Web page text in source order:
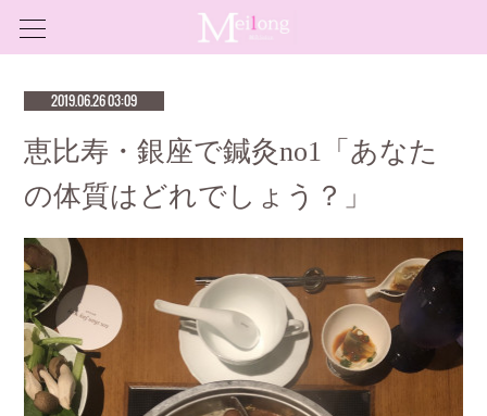
2019.06.26 03:09
恵比寿・銀座で鍼灸no1「あなた
の体質はどれでしょう？」